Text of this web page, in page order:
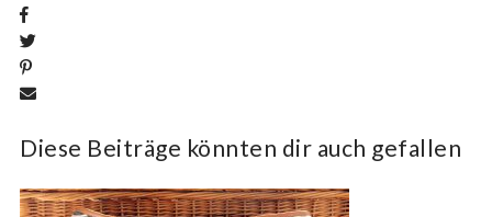
Diese Beiträge könnten dir auch gefallen